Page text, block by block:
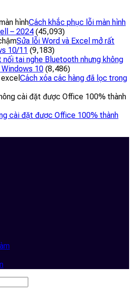
Cách khắc phục lỗi màn hình
– 2024 (45,093)
Sửa lỗi Word và Excel mở rất
10/11 (9,183)
tai nghe Bluetooth nhưng không
10 (8,486)
Cách xóa các hàng đã lọc trong
cài đặt được Office 100% thành